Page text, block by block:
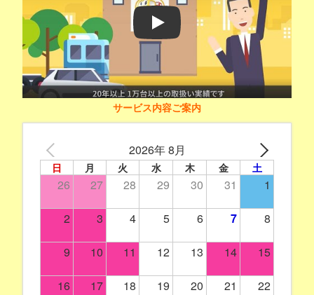
Play
サービス内容ご案内
2026年 8月
日 月 火 水 木 金 土
26 27 28 29 30 31 1
2 3 4 5 6 7 8
9 10 11 12 13 14 15
16 17 18 19 20 21 22